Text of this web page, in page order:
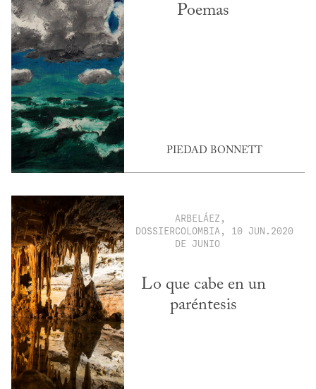
Poemas
PIEDAD BONNETT
DOSSIER
ARBELÁEZ,
COLOMBIA, 10
DE JUNIO
JUN.2020
Lo que cabe en un
paréntesis